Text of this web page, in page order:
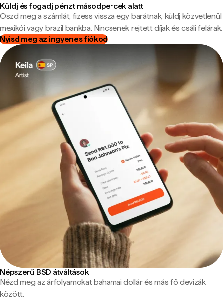
Küldj és fogadj pénzt másodpercek alatt
Oszd meg a számlát, fizess vissza egy barátnak, küldj közvetlenül
mexikói vagy brazil bankba. Nincsenek rejtett díjak és csáli felárak.
Nyisd meg az ingyenes fiókod
Népszerű BSD átváltások
Nézd meg az árfolyamokat bahamai dollár és más fő devizák
között.